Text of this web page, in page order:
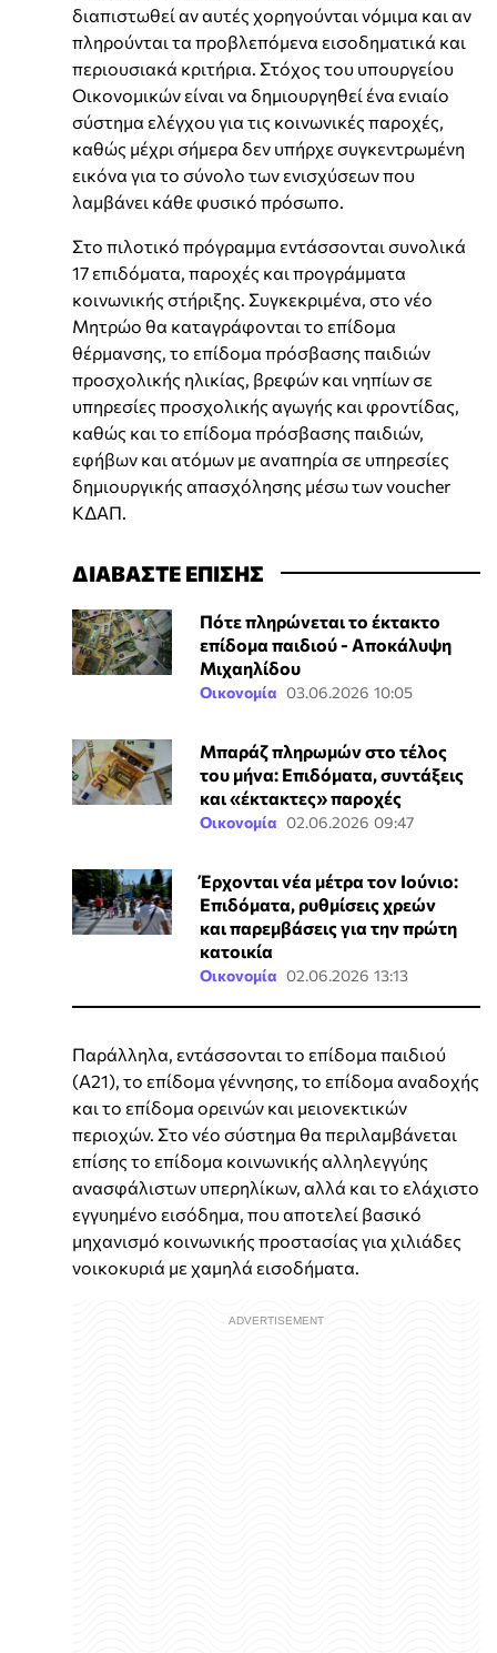
διαπιστωθεί αν αυτές χορηγούνται νόμιμα και αν
πληρούνται τα προβλεπόμενα εισοδηματικά και
περιουσιακά κριτήρια. Στόχος του υπουργείου
Οικονομικών είναι να δημιουργηθεί ένα ενιαίο
σύστημα ελέγχου για τις κοινωνικές παροχές,
καθώς μέχρι σήμερα δεν υπήρχε συγκεντρωμένη
εικόνα για το σύνολο των ενισχύσεων που
λαμβάνει κάθε φυσικό πρόσωπο.
Στο πιλοτικό πρόγραμμα εντάσσονται συνολικά
17 επιδόματα, παροχές και προγράμματα
κοινωνικής στήριξης. Συγκεκριμένα, στο νέο
Μητρώο θα καταγράφονται το επίδομα
θέρμανσης, το επίδομα πρόσβασης παιδιών
προσχολικής ηλικίας, βρεφών και νηπίων σε
υπηρεσίες προσχολικής αγωγής και φροντίδας,
καθώς και το επίδομα πρόσβασης παιδιών,
εφήβων και ατόμων με αναπηρία σε υπηρεσίες
δημιουργικής απασχόλησης μέσω των voucher
ΚΔΑΠ.
ΔΙΑΒΑΣΤΕ ΕΠΙΣΗΣ
Πότε πληρώνεται το έκτακτο
επίδομα παιδιού - Αποκάλυψη
Μιχαηλίδου
Οικονομία 03.06.2026 10:05
Μπαράζ πληρωμών στο τέλος
του μήνα: Επιδόματα, συντάξεις
και «έκτακτες» παροχές
Οικονομία 02.06.2026 09:47
Έρχονται νέα μέτρα τον Ιούνιο:
Επιδόματα, ρυθμίσεις χρεών
και παρεμβάσεις για την πρώτη
κατοικία
Οικονομία 02.06.2026 13:13
Παράλληλα, εντάσσονται το επίδομα παιδιού
(Α21), το επίδομα γέννησης, το επίδομα αναδοχής
και το επίδομα ορεινών και μειονεκτικών
περιοχών. Στο νέο σύστημα θα περιλαμβάνεται
επίσης το επίδομα κοινωνικής αλληλεγγύης
ανασφάλιστων υπερηλίκων, αλλά και το ελάχιστο
εγγυημένο εισόδημα, που αποτελεί βασικό
μηχανισμό κοινωνικής προστασίας για χιλιάδες
νοικοκυριά με χαμηλά εισοδήματα.